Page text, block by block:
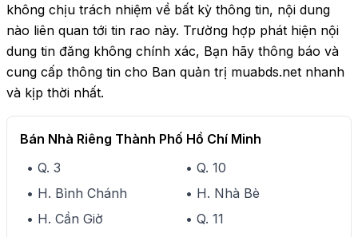
không chịu trách nhiệm về bất kỳ thông tin, nội dung
nào liên quan tới tin rao này. Trường hợp phát hiện nội
dung tin đăng không chính xác, Bạn hãy thông báo và
cung cấp thông tin cho Ban quản trị muabds.net nhanh
và kịp thời nhất.
Bán Nhà Riêng Thành Phố Hồ Chí Minh
• Q. 3
• Q. 10
• H. Bình Chánh
• H. Nhà Bè
• H. Cần Giờ
• Q. 11